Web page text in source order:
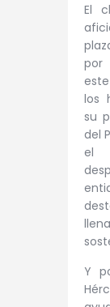
El
por
los
su
del
el
Y